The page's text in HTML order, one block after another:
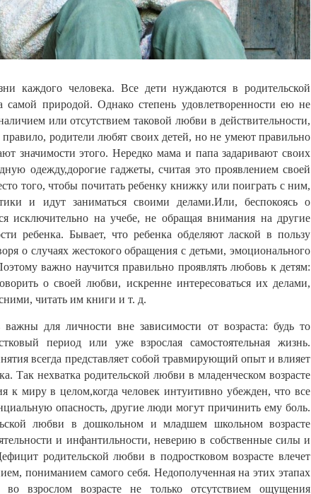
каждого человека. Все дети нуждаются в родительской
самой природой. Однако степень удовлетворенности ею не
или отсутствием таковой любви в действительности,
правило, родители любят своих детей, но не умеют правильно
значимости этого.Нередко мама и папа задаривают своих
одежду,дорогие гаджеты,считая это проявлением своей
того,чтобы почитатьребенку книжку или поиграть с ним,
и идут заниматься своими делами.Или, беспокоясь о
исключительно на учебе,не обращая внимания на другие
ребенка.Бывает, что ребенка обделяют лаской в пользу
о случаях жестокого обращения с детьми,эмоционального
важно научится правильно проявлять любовь к детям:
о своей любви, искренне интересоваться их делами,
ними, читать им книги и т. д.
важны для личности вне зависимости от возраста: будь то
период или уже взрослая самостоятельная жизнь.
всегда представляет собой травмирующий опыт и влияет
. Так нехватка родительской любви в младенческом возрасте
к миру в целом,когда человек интуитивно убежден,что все
опасность, другиелюди могут причинить ему боль.
любви в дошкольном и младшем школьном возрасте
и инфантильности, неверию в собственные силы и
родительской любви в подростковом возрасте влечет
,пониманием самого себя. Недополученная на этих этапах
во взрослом возрасте не только отсутствием
ощущения